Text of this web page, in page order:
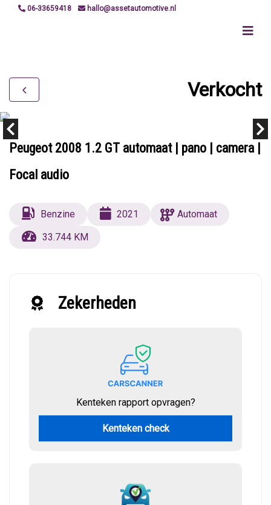
06-33659418 hallo@assetautomotive.nl
Verkocht
Peugeot 2008 1.2 GT automaat | pano | camera |
Focal audio
Benzine 2021
Automaat
33.744 KM
Zekerheden
Kenteken rapport opvragen?
Kenteken check